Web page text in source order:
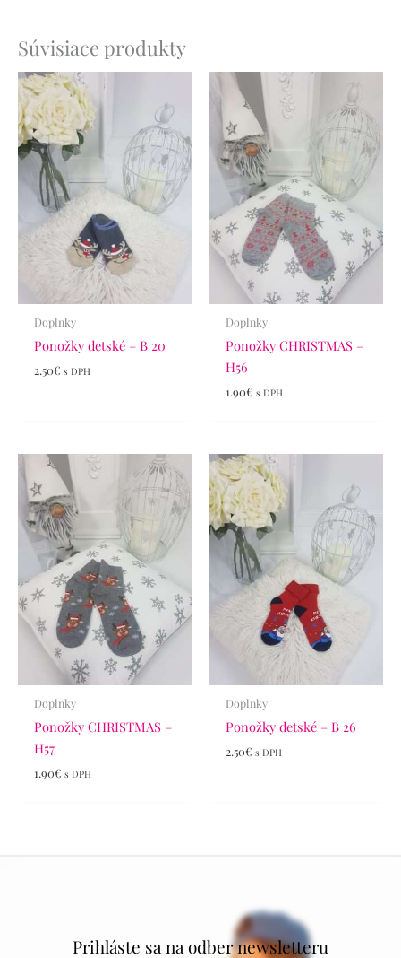
Súvisiace produkty
Doplnky
Ponožky detské – B 20
2.50€ s DPH
Doplnky
Ponožky CHRISTMAS –
H56
1.90€ s DPH
Doplnky
Ponožky CHRISTMAS –
H57
1.90€ s DPH
Doplnky
Ponožky detské – B 26
2.50€ s DPH
Prihláste sa na odber newsletteru